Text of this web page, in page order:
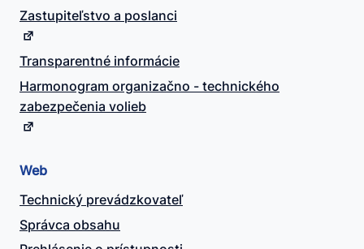
Zastupiteľstvo a poslanci
Transparentné informácie
Harmonogram organizačno - technického
zabezpečenia volieb
Web
Technický prevádzkovateľ
Správca obsahu